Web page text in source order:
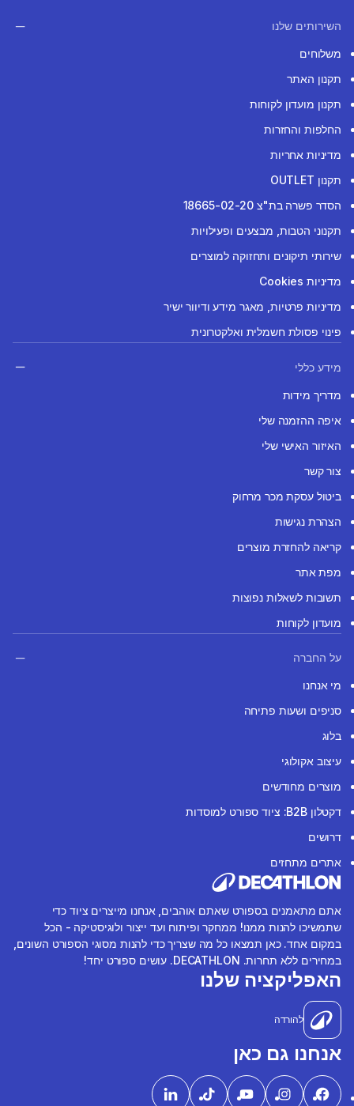
השירותים שלנו
משלוחים
תקנון האתר
תקנון מועדון לקוחות
החלפות והחזרות
מדיניות אחריות
תקנון OUTLET
הסדר פשרה בת"צ 18665-02-20
תקנוני הטבות, מבצעים ופעילויות
שירותי תיקונים ותחזוקה למוצרים
מדיניות Cookies
מדיניות פרטיות, מאגר מידע ודיוור ישיר
פינוי פסולת חשמלית ואלקטרונית
מידע כללי
מדריך מידות
איפה ההזמנה שלי
האיזור האישי שלי
צור קשר
ביטול עסקת מכר מרחוק
הצהרת נגישות
קריאה להחזרת מוצרים
מפת אתר
תשובות לשאלות נפוצות
מועדון לקוחות
על החברה
מי אנחנו
סניפים ושעות פתיחה
בלוג
עיצוב אקולוגי
מוצרים מחודשים
דקטלון B2B: ציוד ספורט למוסדות
דרושים
אתרים מתחזים
אתם מתאמנים בספורט שאתם אוהבים, אנחנו מייצרים ציוד כדי
שתמשיכו להנות ממנו! ממחקר ופיתוח ועד ייצור ולוגיסטיקה - הכל
במקום אחד. כאן תמצאו כל מה שצריך כדי להנות מסוגי הספורט השונים,
במחירים ללא תחרות. DECATHLON. עושים ספורט יחד!
האפליקציה שלנו
להורדה
אנחנו גם כאן